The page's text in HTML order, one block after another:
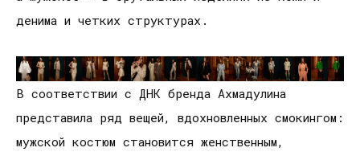
денима и четких структурах.
В соответствии с ДНК бренда Ахмадулина
представила ряд вещей, вдохновленных смокингом:
мужской костюм становится женственным,